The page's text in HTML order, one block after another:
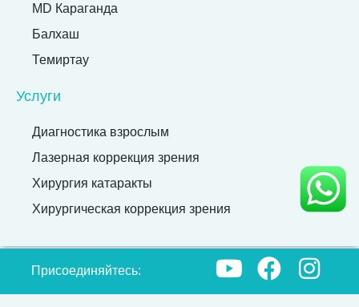
MD Караганда
Балхаш
Темиртау
Услуги
Диагностика взрослым
Лазерная коррекция зрения
Хирургия катаракты
Хирургическая коррекция зрения
Присоединяйтесь: